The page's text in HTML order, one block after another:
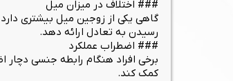
### اختلاف در میزان میل
گاهی یکی از زوجین میل بیشتری
رسیدن به تعادل ارائه دهد.
### اضطراب عملکرد
برخی افراد هنگام رابطه جنسی
کمک کند.